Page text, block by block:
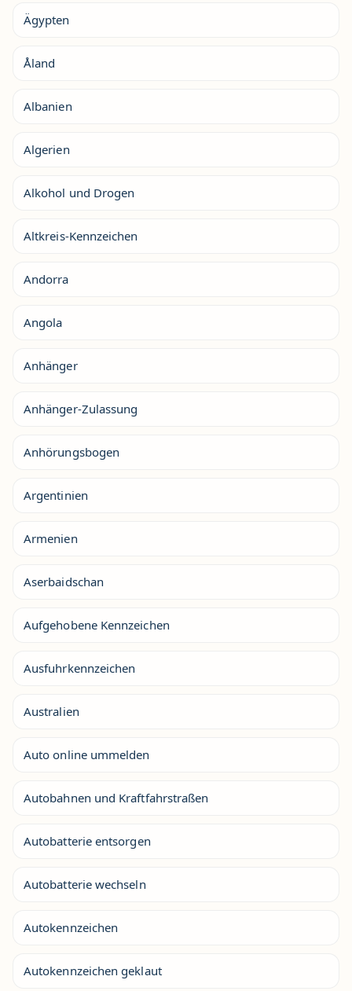
Ägypten
Åland
Albanien
Algerien
Alkohol und Drogen
Altkreis-Kennzeichen
Andorra
Angola
Anhänger
Anhänger-Zulassung
Anhörungsbogen
Argentinien
Armenien
Aserbaidschan
Aufgehobene Kennzeichen
Ausfuhrkennzeichen
Australien
Auto online ummelden
Autobahnen und Kraftfahrstraßen
Autobatterie entsorgen
Autobatterie wechseln
Autokennzeichen
Autokennzeichen geklaut